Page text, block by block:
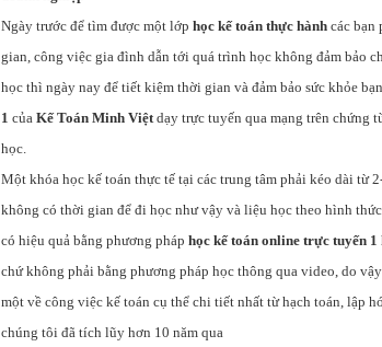
Ngày trước để tìm được một lớp học kế toán thực hành các bạn
gian, công việc gia đình dẫn tới quá trình học không đảm bảo
học thì ngày nay để tiết kiệm thời gian và đảm bảo sức khỏe
1 của Kế Toán Minh Việtdạy trực tuyến qua mạng trên chứng
học.
Một khóa học kế toán thực tế tại các trung tâm phải kéo dài từ
không có thời gian để đi học như vậy và liệu học theo hình
có hiệu quả bằng phương pháp học kế toán online trực tuyến 1
chứ không phải bằng phương pháp học thông qua video, do
một về công việc kế toán cụ thể chi tiết nhất từ hạch toán, lập
chúng tôi đã tích lũy hơn 10 năm qua